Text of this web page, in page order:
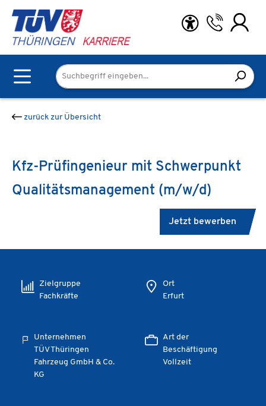
Zum Hauptinhalt springen
zurück zur Übersicht
Kfz-Prüfingenieur mit Schwerpunkt
Qualitätsmanagement (m/w/d)
Jetzt bewerben
Zielgruppe
Fachkräfte
Ort
Erfurt
Unternehmen
TÜV Thüringen
Fahrzeug GmbH & Co.
KG
Art der
Beschäftigung
Vollzeit